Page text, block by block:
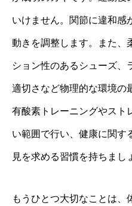
いけません。関節に違和感
動きを調整します。また、
ション性のあるシューズ、
適切さなど物理的な環境の
有酸素トレーニングやスト
い範囲で行い、健康に関す
見を求める習慣を持ちまし
もうひとつ大切なことは、